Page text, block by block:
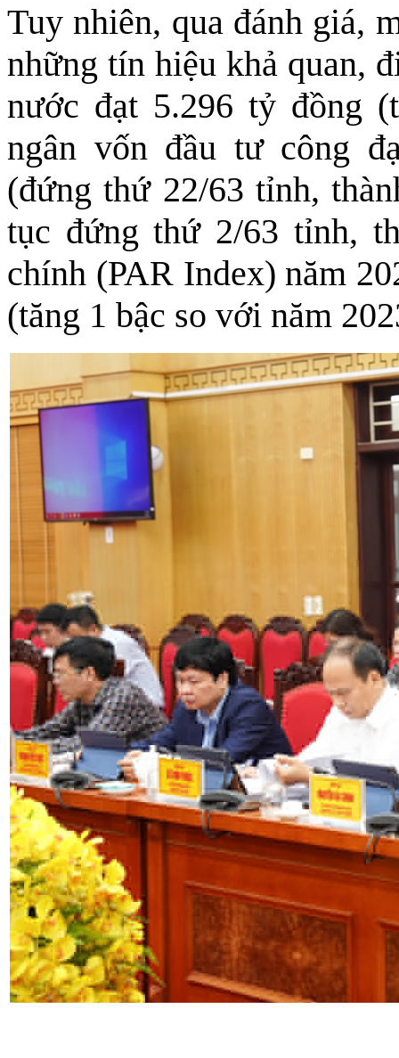
Tuy nhiên, qua đánh giá,
những tín hiệu khả quan,
nước đạt 5.296 tỷ đồng
ngân vốn đầu tư công
(đứng thứ 22/63 tỉnh,
tục đứng thứ 2/63 tỉnh,
chính (PAR Index) năm
(tăng 1 bậc so với năm